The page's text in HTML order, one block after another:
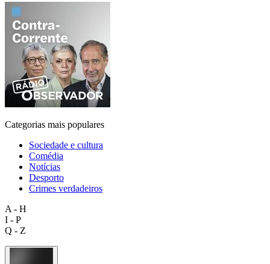
Categorias mais populares
Sociedade e cultura
Comédia
Notícias
Desporto
Crimes verdadeiros
A - H
I - P
Q - Z